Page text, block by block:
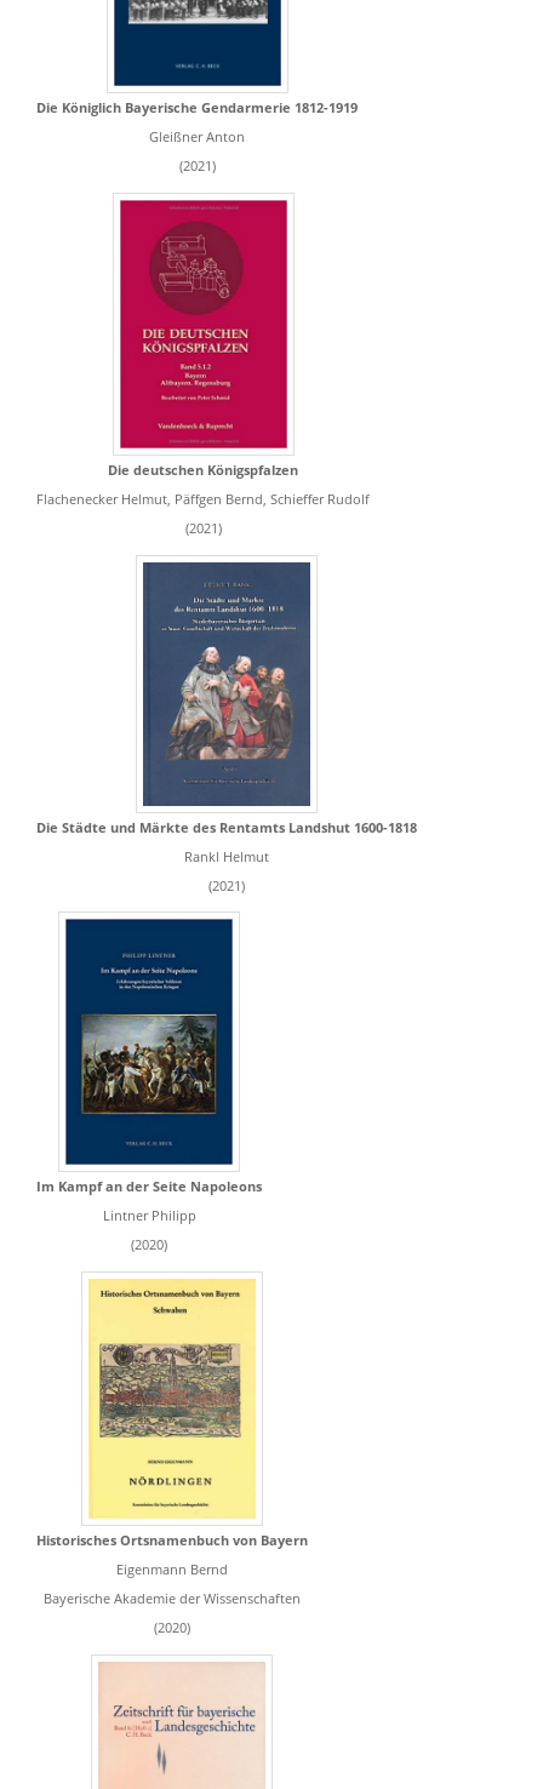
Die Königlich Bayerische Gendarmerie 1812-1919
Gleißner Anton
(2021)
Die deutschen Königspfalzen
Flachenecker Helmut, Päffgen Bernd, Schieffer Rudolf
(2021)
Die Städte und Märkte des Rentamts Landshut 1600-1818
Rankl Helmut
(2021)
Im Kampf an der Seite Napoleons
Lintner Philipp
(2020)
Historisches Ortsnamenbuch von Bayern
Eigenmann Bernd
Bayerische Akademie der Wissenschaften
(2020)